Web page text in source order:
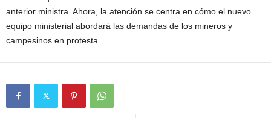
anterior ministra. Ahora, la atención se centra en cómo el nuevo
equipo ministerial abordará las demandas de los mineros y
campesinos en protesta.